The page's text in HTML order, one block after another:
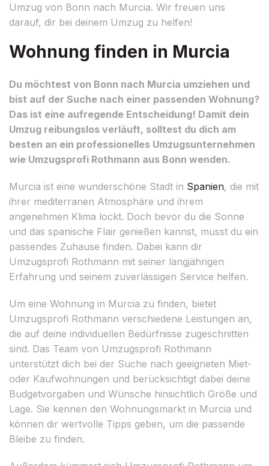
Umzug von Bonn nach Murcia. Wir freuen uns
darauf, dir bei deinem Umzug zu helfen!
Wohnung finden in Murcia
Du möchtest von Bonn nach Murcia umziehen und
bist auf der Suche nach einer passenden Wohnung?
Das ist eine aufregende Entscheidung! Damit dein
Umzug reibungslos verläuft, solltest du dich am
besten an ein professionelles Umzugsunternehmen
wie Umzugsprofi Rothmann aus Bonn wenden.
Murcia ist eine wunderschöne Stadt in Spanien, die mit
ihrer mediterranen Atmosphäre und ihrem
angenehmen Klima lockt. Doch bevor du die Sonne
und das spanische Flair genießen kannst, musst du ein
passendes Zuhause finden. Dabei kann dir
Umzugsprofi Rothmann mit seiner langjährigen
Erfahrung und seinem zuverlässigen Service helfen.
Um eine Wohnung in Murcia zu finden, bietet
Umzugsprofi Rothmann verschiedene Leistungen an,
die auf deine individuellen Bedürfnisse zugeschnitten
sind. Das Team von Umzugsprofi Rothmann
unterstützt dich bei der Suche nach geeigneten Miet-
oder Kaufwohnungen und berücksichtigt dabei deine
Budgetvorgaben und Wünsche hinsichtlich Größe und
Lage. Sie kennen den Wohnungsmarkt in Murcia und
können dir wertvolle Tipps geben, um die passende
Bleibe zu finden.